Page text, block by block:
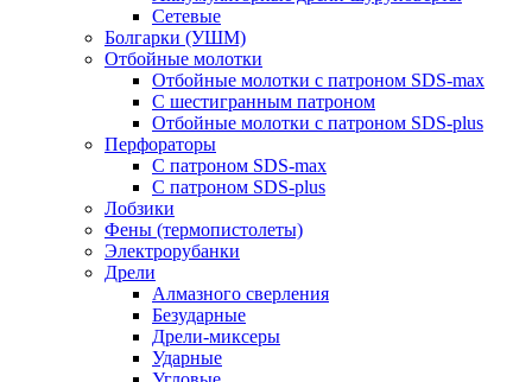
Сетевые
Болгарки (УШМ)
Отбойные молотки
Отбойные молотки с патроном SDS-max
С шестигранным патроном
Отбойные молотки с патроном SDS-plus
Перфораторы
С патроном SDS-max
С патроном SDS-plus
Лобзики
Фены (термопистолеты)
Электрорубанки
Дрели
Алмазного сверления
Безударные
Дрели-миксеры
Ударные